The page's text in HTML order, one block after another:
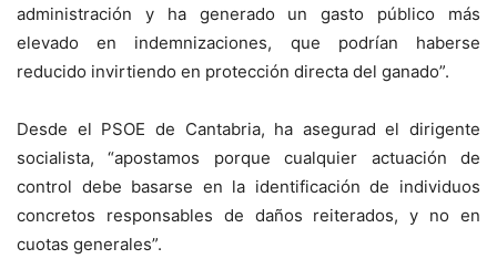
administración y ha generado un gasto público más
elevado en indemnizaciones, que podrían haberse
reducido invirtiendo en protección directa del ganado”.
Desde el PSOE de Cantabria, ha asegurad el dirigente
socialista, “apostamos porque cualquier actuación de
control debe basarse en la identificación de individuos
concretos responsables de daños reiterados, y no en
cuotas generales”.